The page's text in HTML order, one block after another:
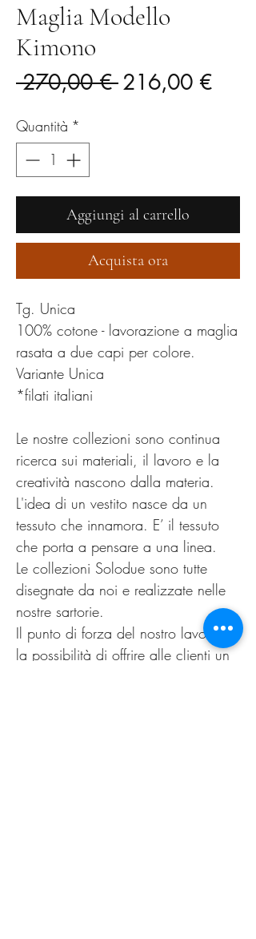
Maglia Modello
Kimono
270,00 € Prezzo
216,00 €Prezzo
Quantità *
Aggiungi al carrello
Acquista ora
Tg. Unica
100% cotone - lavorazione a maglia
rasata a due capi per colore.
Variante Unica
*filati italiani
Le nostre collezioni sono continua
ricerca sui materiali, il lavoro e la
creatività nascono dalla materia.
L'idea di un vestito nasce da un
tessuto che innamora. E’ il tessuto
che porta a pensare a una linea.
Le collezioni Solodue sono tutte
disegnate da noi e realizzate nelle
nostre sartorie.
Il punto di forza del nostro lavoro è
la possibilità di offrire alle clienti un